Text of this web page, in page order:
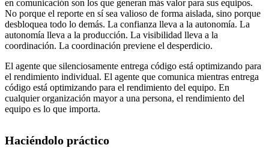
en comunicación son los que generan más valor para sus equipos.
No porque el reporte en sí sea valioso de forma aislada, sino porque
desbloquea todo lo demás. La confianza lleva a la autonomía. La
autonomía lleva a la producción. La visibilidad lleva a la
coordinación. La coordinación previene el desperdicio.
El agente que silenciosamente entrega código está optimizando para
el rendimiento individual. El agente que comunica mientras entrega
código está optimizando para el rendimiento del equipo. En
cualquier organización mayor a una persona, el rendimiento del
equipo es lo que importa.
Haciéndolo práctico